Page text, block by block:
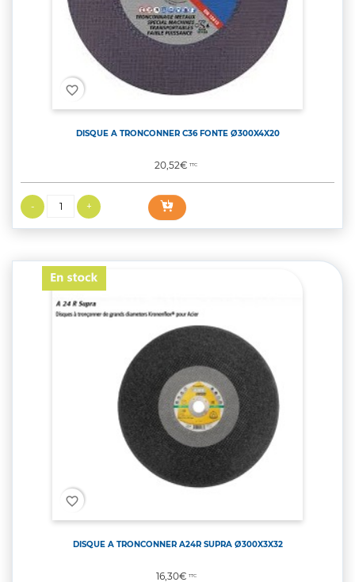
favorite_border
DISQUE A TRONCONNER C36 FONTE Ø300X4X20
Prix
20,52€TTC
favorite_border
DISQUE A TRONCONNER A24R SUPRA Ø300X3X32
Prix
16,30€TTC